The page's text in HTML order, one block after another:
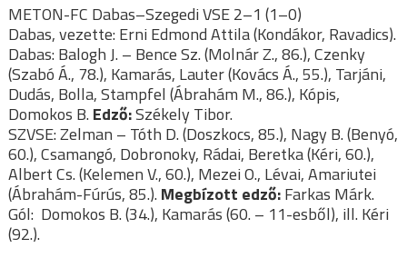
METON-FC Dabas–Szegedi VSE 2–1 (1–0)
Dabas, vezette: Erni Edmond Attila (Kondákor, Ravadics).
Dabas: Balogh J. – Bence Sz. (Molnár Z., 86.), Czenky
(Szabó Á., 78.), Kamarás, Lauter (Kovács Á., 55.), Tarjáni,
Dudás, Bolla, Stampfel (Ábrahám M., 86.), Kópis,
Domokos B. Edző:Székely Tibor.
SZVSE: Zelman – Tóth D. (Doszkocs, 85.), Nagy B. (Benyó,
60.), Csamangó, Dobronoky, Rádai, Beretka (Kéri, 60.),
Albert Cs. (Kelemen V., 60.), Mezei O., Lévai, Amariutei
(Ábrahám-Fúrús, 85.). Megbízott edző:Farkas Márk.
Gól: Domokos B. (34.), Kamarás (60. – 11-esből), ill. Kéri
(92.).